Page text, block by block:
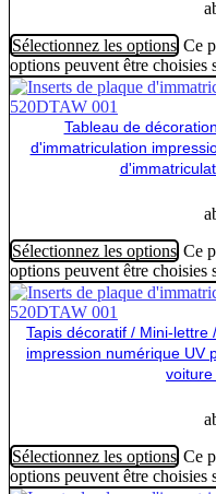
Sélectionnez les options Ce
options peuvent être choisies
Tableau de
d'immatriculation
Sélectionnez les options Ce
options peuvent être choisies
Tapis décoratif / Mini-
impression numérique UV
voiture
Sélectionnez les options Ce
options peuvent être choisies